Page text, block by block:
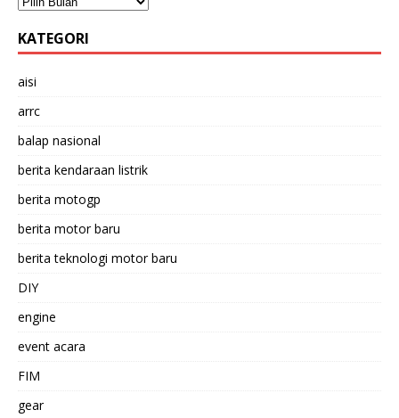
KATEGORI
aisi
arrc
balap nasional
berita kendaraan listrik
berita motogp
berita motor baru
berita teknologi motor baru
DIY
engine
event acara
FIM
gear